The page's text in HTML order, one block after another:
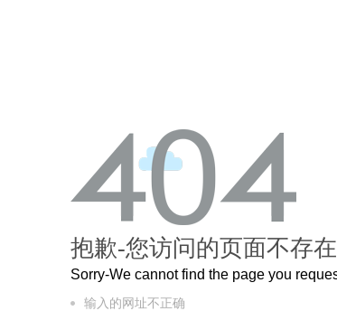
抱歉-您访问的页面不存在
Sorry-We cannot find the page you
输入的网址不正确